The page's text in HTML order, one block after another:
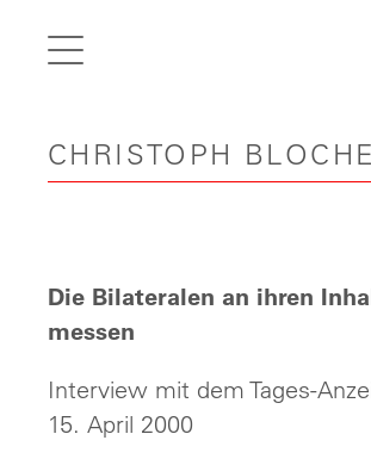
CHRISTOPH
en
Home
Carreer
Die Bilateralen an ihren
messen
Interview mit dem Tages-
15. April 2000